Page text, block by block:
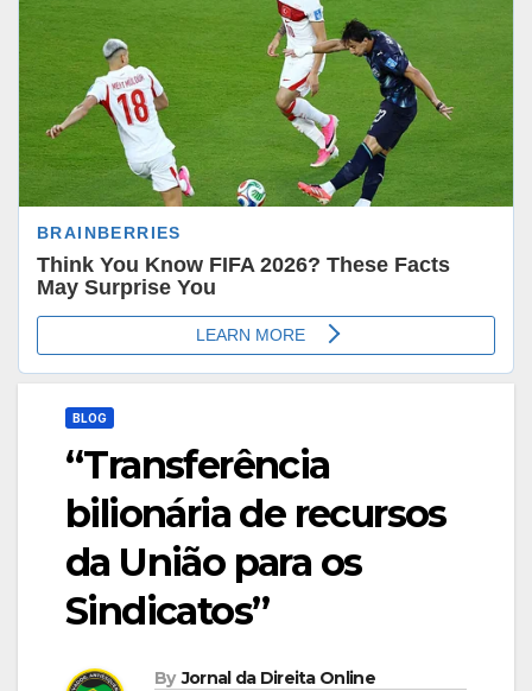
BLOG
“Transferência
bilionária de recursos
da União para os
Sindicatos”
By Jornal da Direita Online